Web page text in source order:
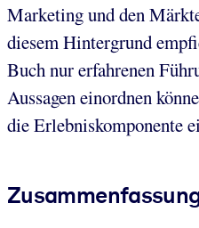
Marketing und den
diesem Hintergrund
Buch nur erfahrenen
Aussagen einordnen
die Erlebniskomponente